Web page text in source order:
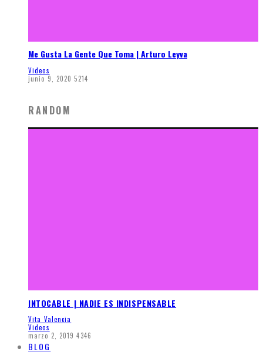
Me Gusta La Gente Que Toma | Arturo Leyva
Videos
junio 9, 2020 5214
RANDOM
INTOCABLE | NADIE ES INDISPENSABLE
Vita Valencia
Videos
marzo 2, 2019 4346
BLOG